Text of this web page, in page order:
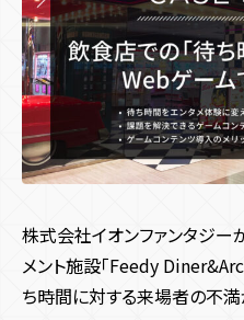
機能
多言語化機能 CMS機能
予約機能 会員・ログイン機能
システム開発目的
すべての記事
キャンペーン目的別
認知拡大 販売促進 マー
新規顧客獲得施策 既存顧客
施策種類・キャンペーン種類
SNSキャンペーン Webキャン
すべての記事
サイト種類
周年・CSRサイト
すべての記事
デザイン・技術
デザイン UI・UX UI・UXデ
業界・領域
エンタメ業界 地方創生 観
お役
株式会社イオンファンタジ
メント施設「Feedy
ち時間に対する来場者の不満